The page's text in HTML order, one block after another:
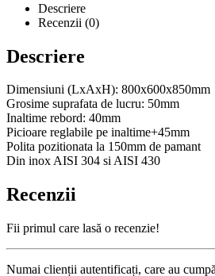
Descriere
Recenzii (0)
Descriere
Dimensiuni (LxAxH): 800x600x850mm
Grosime suprafata de lucru: 50mm
Inaltime rebord: 40mm
Picioare reglabile pe inaltime+45mm
Polita pozitionata la 150mm de pamant
Din inox AISI 304 si AISI 430
Recenzii
Fii primul care lasă o recenzie!
Numai clienții autentificați, care au